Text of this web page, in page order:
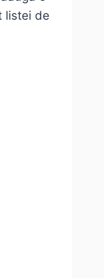
listei de